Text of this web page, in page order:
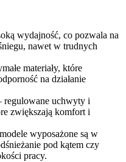
wydajność, co pozwala na
nawet w trudnych
materiały, które
na działanie
regulowane uchwyty i
zwiększają komfort i
wyposażone są w
pod kątem czy
pracy.